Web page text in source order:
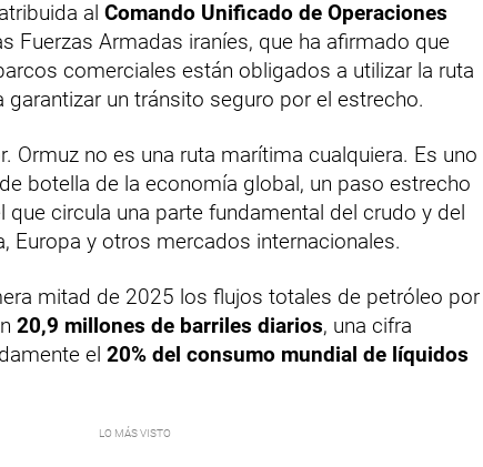
al Comando Unificado de Operaciones
Fuerzas Armadas iraníes, que ha afirmado que
comerciales están obligados a utilizar la ruta
garantizar un tránsito seguro por el estrecho.
Ormuz no es una ruta marítima cualquiera. Es uno
botella de la economía global, un paso estrecho
que circula una parte fundamental del crudo y del
Europa y otros mercados internacionales.
mitad de 2025 los flujos totales de petróleo por
20,9 millones de barriles diarios, una cifra
el 20% del consumo mundial de líquidos